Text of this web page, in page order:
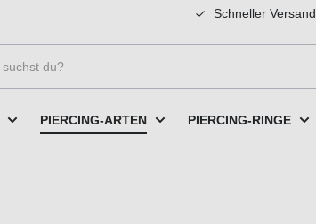
Schneller Versand
PIERCING-ARTEN PIERCING-RINGE